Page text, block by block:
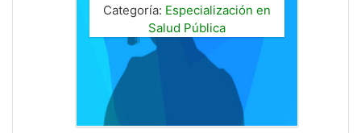
Categoría: Especialización en
Salud Pública